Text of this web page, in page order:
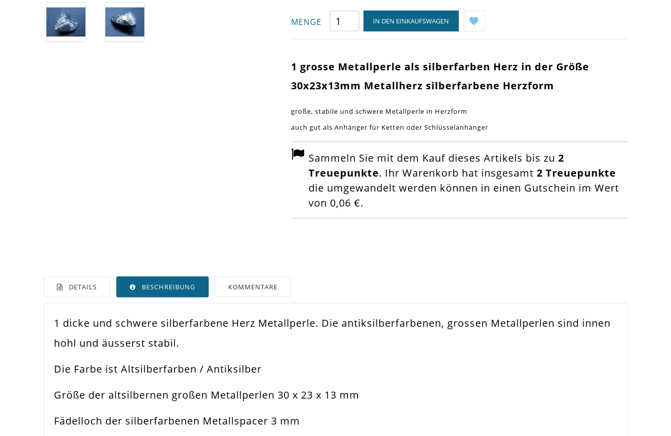
MENGE IN DEN EINKAUFSWAGEN
1 grosse Metallperle als silberfarben Herz in der Größe
30x23x13mm Metallherz silberfarbene Herzform
große, stabile und schwere Metallperle in Herzform
auch gut als Anhänger für Ketten oder Schlüsselanhänger
Sammeln Sie mit dem Kauf dieses Artikels bis zu 2
Treuepunkte. Ihr Warenkorb hat insgesamt 2 Treuepunkte
die umgewandelt werden können in einen Gutschein im Wert
von 0,06 €.
DETAILS BESCHREIBUNG KOMMENTARE
Farbe
Silber
Verwendung
Armband. Halsband
Perlengröße
30x23x13mm
1 dicke und schwere silberfarbene Herz Metallperle. Die antiksilberfarbenen, grossen Metallperlen sind innen
hohl und äusserst stabil.
Die Farbe ist Altsilberfarben / Antiksilber
Größe der altsilbernen großen Metallperlen 30 x 23 x 13 mm
Fädelloch der silberfarbenen Metallspacer 3 mm